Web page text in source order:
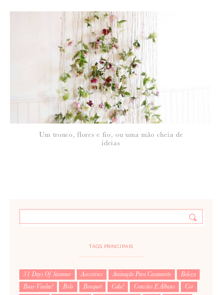
Um tronco, flores e fio, ou uma mão cheia de
ideias
TAGS PRINCIPAIS
31 Days Of Summer Acessórios Animação Para Casamento
Beleza
Boas-Vindas!
Bolo Bouquet Cake! Convites E Álbuns Cor